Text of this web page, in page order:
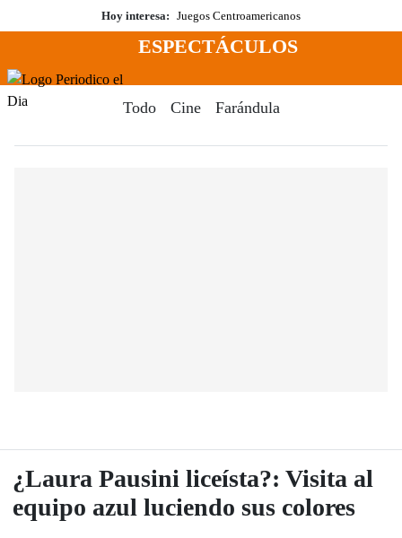
al
Hoy interesa: Juegos Centroamericanos
Menú
ESPECTÁCULOS
Todo Cine Farándula
¿Laura Pausini liceísta?: Visita al
equipo azul luciendo sus colores